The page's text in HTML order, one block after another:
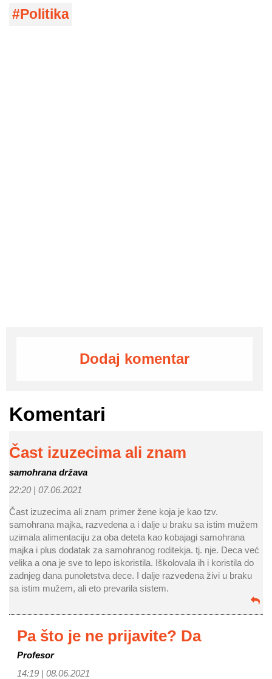
Politika
Dodaj komentar
Komentari
Čast izuzecima ali znam
samohrana država
22:20 | 07.06.2021
Čast izuzecima ali znam primer žene koja je kao tzv.
samohrana majka, razvedena a i dalje u braku sa istim mužem
uzimala alimentaciju za oba deteta kao kobajagi samohrana
majka i plus dodatak za samohranog roditekja. tj. nje. Deca već
velika a ona je sve to lepo iskoristila. Iškolovala ih i koristila do
zadnjeg dana punoletstva dece. I dalje razvedena živi u braku
sa istim mužem, ali eto prevarila sistem.
Pa što je ne prijavite? Da
Profesor
14:19 | 08.06.2021